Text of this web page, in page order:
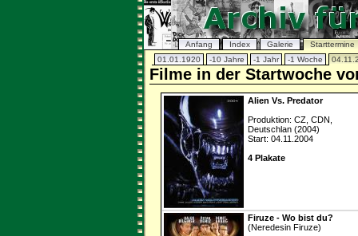
Anfang Index Galerie
Starttermine
01.01.1920
-10 Jahre -1 Jahr -1 Woche
Filme in der Startwoche
Alien Vs. Predator
Produktion: CZ, CDN,
Deutschlan (2004)
Start: 04.11.2004
4 Plakate
Firuze - Wo bist du?
(Neredesin Firuze)